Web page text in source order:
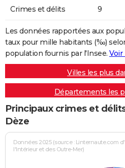
Crimes et délits 9
Les données rapportées aux
taux pour mille habitants (‰)
population fournis par l'Insee. Voir
Villes les plus
Départements les
Principaux crimes et
Dèze
Données 2025 (source : Linternaute.com
l'Intérieur et des Outre-Mer)